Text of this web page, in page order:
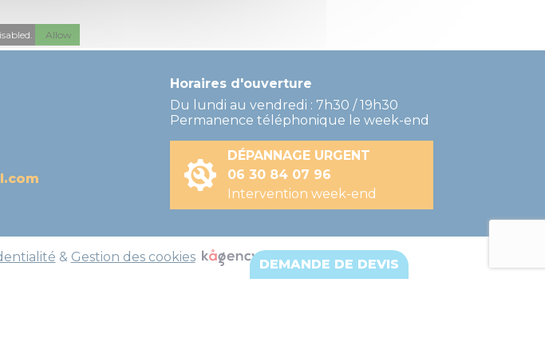
Allow
Horaires d'ouverture
Du lundi au vendredi : 7h30 / 19h30
Permanence téléphonique le week-end
DÉPANNAGE URGENT
06 30 84 07 96
Intervention week-end
& Gestion des cookies DEMANDE DE DEVIS